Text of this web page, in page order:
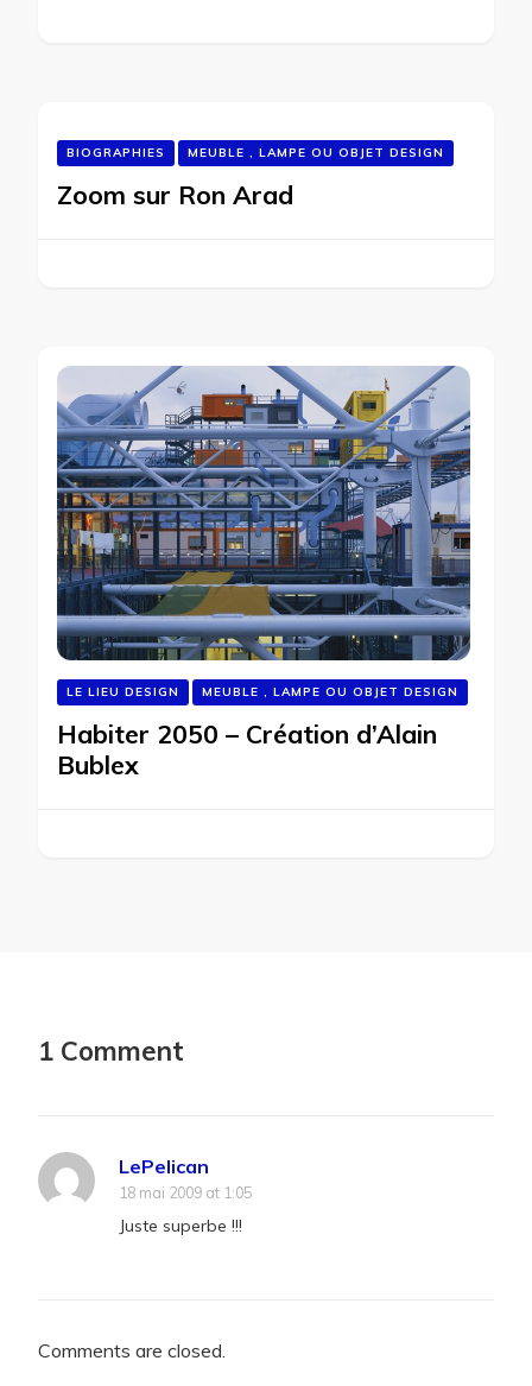
BIOGRAPHIES MEUBLE , LAMPE OU OBJET DESIGN
Zoom sur Ron Arad
LE LIEU DESIGN MEUBLE , LAMPE OU OBJET DESIGN
Habiter 2050 – Création d’Alain
Bublex
1 Comment
LePelican
18 mai 2009 at 1:05
Juste superbe !!!
Comments are closed.